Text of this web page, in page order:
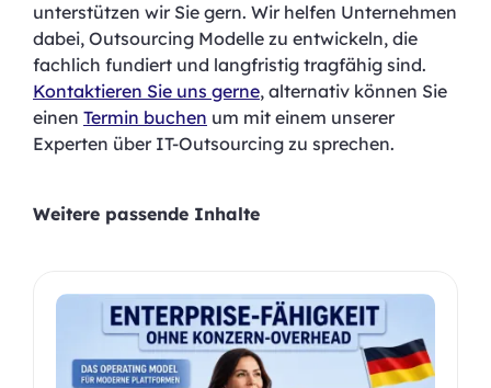
unterstützen wir Sie gern. Wir helfen Unternehmen
dabei, Outsourcing Modelle zu entwickeln, die
fachlich fundiert und langfristig tragfähig sind.
Kontaktieren Sie uns gerne, alternativ können Sie
einen Termin buchen um mit einem unserer
Experten über IT-Outsourcing zu sprechen.
Weitere passende Inhalte